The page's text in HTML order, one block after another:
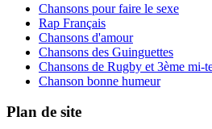
Chansons pour faire le sexe
Rap Français
Chansons d'amour
Chansons des Guinguettes
Chansons de Rugby et 3ème mi-
Chanson bonne humeur
Plan de site